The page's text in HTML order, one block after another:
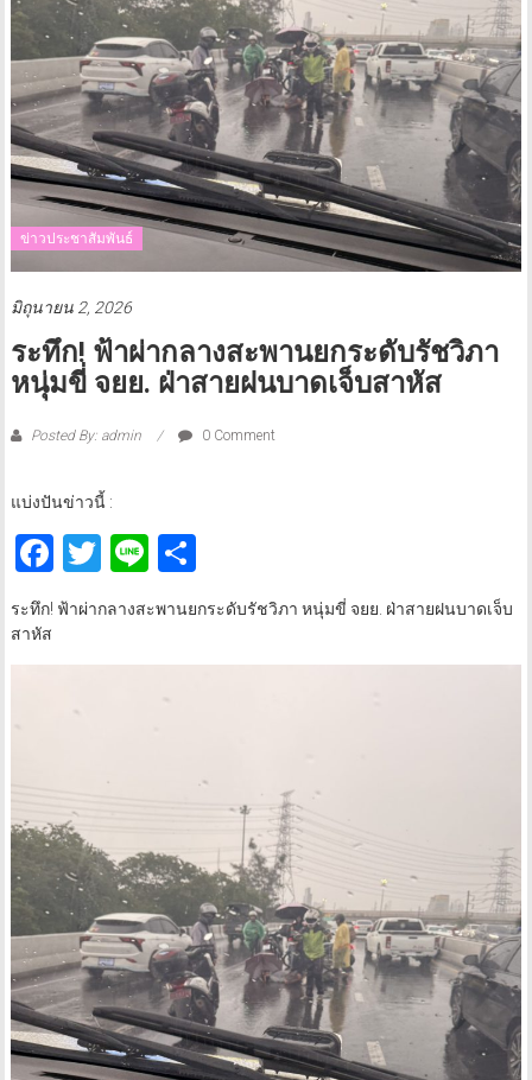
ข่าวประชาสัมพันธ์
ระทึก! ฟ้าผ่ากลางสะพานยกระดับรัชวิภา
หนุ่มขี่ จยย. ฝ่าสายฝนบาดเจ็บสาหัส
Facebook
Twitter
LineShare
สาหัส